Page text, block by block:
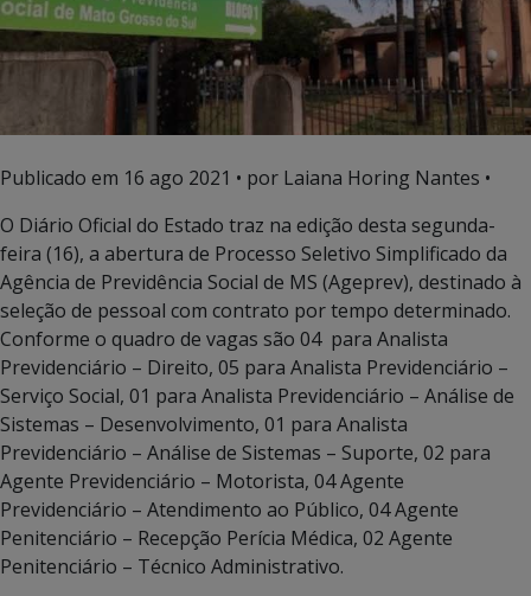
Publicado em 16 ago 2021 • por Laiana Horing Nantes •
O Diário Oficial do Estado traz na edição desta segunda-
feira (16), a abertura de Processo Seletivo Simplificado da
Agência de Previdência Social de MS (Ageprev), destinado à
seleção de pessoal com contrato por tempo determinado.
Conforme o quadro de vagas são 04 para Analista
Previdenciário – Direito, 05 para Analista Previdenciário –
Serviço Social, 01 para Analista Previdenciário – Análise de
Sistemas – Desenvolvimento, 01 para Analista
Previdenciário – Análise de Sistemas – Suporte, 02 para
Agente Previdenciário – Motorista, 04 Agente
Previdenciário – Atendimento ao Público, 04 Agente
Penitenciário – Recepção Perícia Médica, 02 Agente
Penitenciário – Técnico Administrativo.